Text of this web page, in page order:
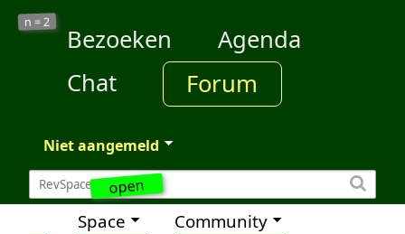
open
n =2
Bezoeken
Agenda
Chat
Forum
Niet aangemeld
Space Community